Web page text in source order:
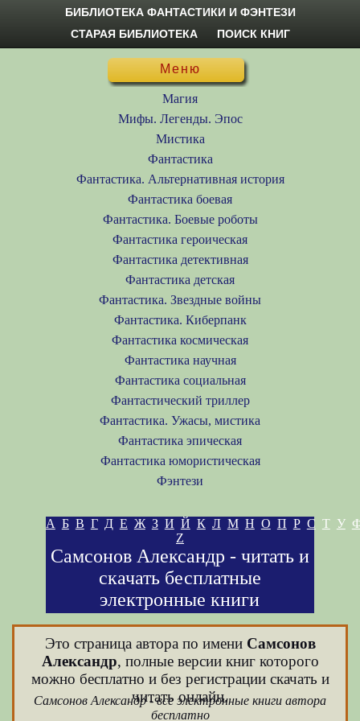
БИБЛИОТЕКА ФАНТАСТИКИ И ФЭНТЕЗИ
СТАРАЯ БИБЛИОТЕКА
ПОИСК КНИГ
Меню
Магия
Мифы. Легенды. Эпос
Мистика
Фантастика
Фантастика. Альтернативная история
Фантастика боевая
Фантастика. Боевые роботы
Фантастика героическая
Фантастика детективная
Фантастика детская
Фантастика. Звездные войны
Фантастика. Киберпанк
Фантастика космическая
Фантастика научная
Фантастика социальная
Фантастический триллер
Фантастика. Ужасы, мистика
Фантастика эпическая
Фантастика юмористическая
Фэнтези
А Б В Г Д Е Ж З И Й К Л М Н О П Р С Т У
Z
Самсонов Александр - читать и
скачать бесплатные
электронные книги
Это страница автора по имени Самсонов
Александр, полные версии книг которого
можно бесплатно и без регистрации скачать и
читать онлайн.
Самсонов Александр - все электронные книги автора
бесплатно